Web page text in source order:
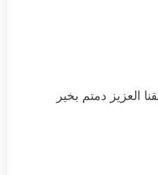
العزيز دمتم بخير